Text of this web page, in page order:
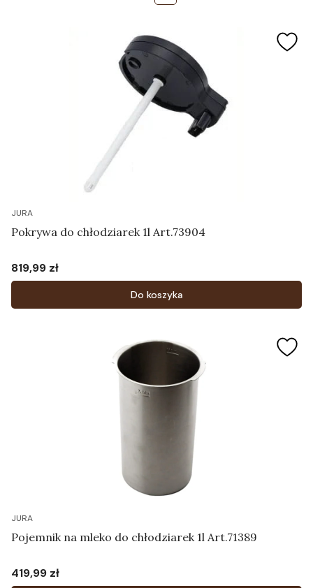
JURA
Pokrywa do chłodziarek 1l Art.73904
Cena
819,99 zł
Do koszyka
JURA
Pojemnik na mleko do chłodziarek 1l Art.71389
Cena
419,99 zł